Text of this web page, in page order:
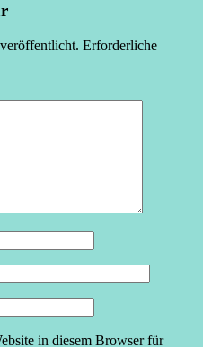
Erforderliche
in diesem Browser für